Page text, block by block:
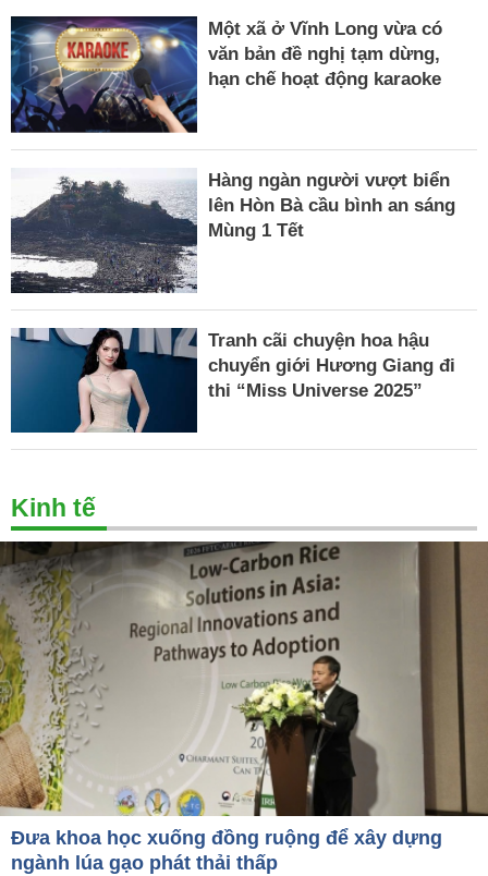
Một xã ở Vĩnh Long vừa có
văn bản đề nghị tạm dừng,
hạn chế hoạt động karaoke
Hàng ngàn người vượt biển
lên Hòn Bà cầu bình an sáng
Mùng 1 Tết
Tranh cãi chuyện hoa hậu
chuyển giới Hương Giang đi
thi “Miss Universe 2025”
Kinh tế
Đưa khoa học xuống đồng ruộng để xây dựng
ngành lúa gạo phát thải thấp